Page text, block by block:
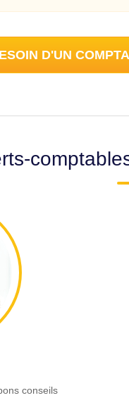
D'UN
conseils